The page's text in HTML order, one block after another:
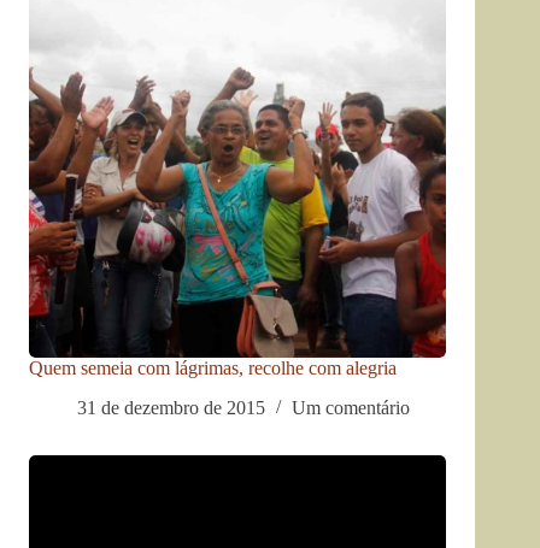
Quem semeia com lágrimas, recolhe com alegria
31 de dezembro de 2015
Um comentário